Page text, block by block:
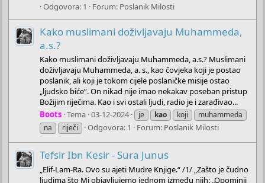
Odgovora: 1 Forum: Poslanik Milosti
Kako muslimani doživljavaju Muhammeda,
a.s.?
Kako muslimani doživljavaju Muhammeda, a.s.? Muslimani
doživljavaju Muhammeda, a. s., kao čovjeka koji je postao
poslanik, ali koji je tokom cijele poslaničke misije ostao
„ljudsko biće”. On nikad nije imao nekakav poseban pristup
Božijim riječima. Kao i svi ostali ljudi, radio je i zarađivao...
Boots Tema 03-12-2024 je kao koji
muhammeda
na
riječi Odgovora: 1 Forum: Poslanik Milosti
Tefsir Ibn Kesir - Sura Junus
„Elif-Lam-Ra. Ovo su ajeti Mudre Knjige.“ /1/ „Zašto je čudno
ljudima što Mi objavljujemo jednom između njih: „Opominji